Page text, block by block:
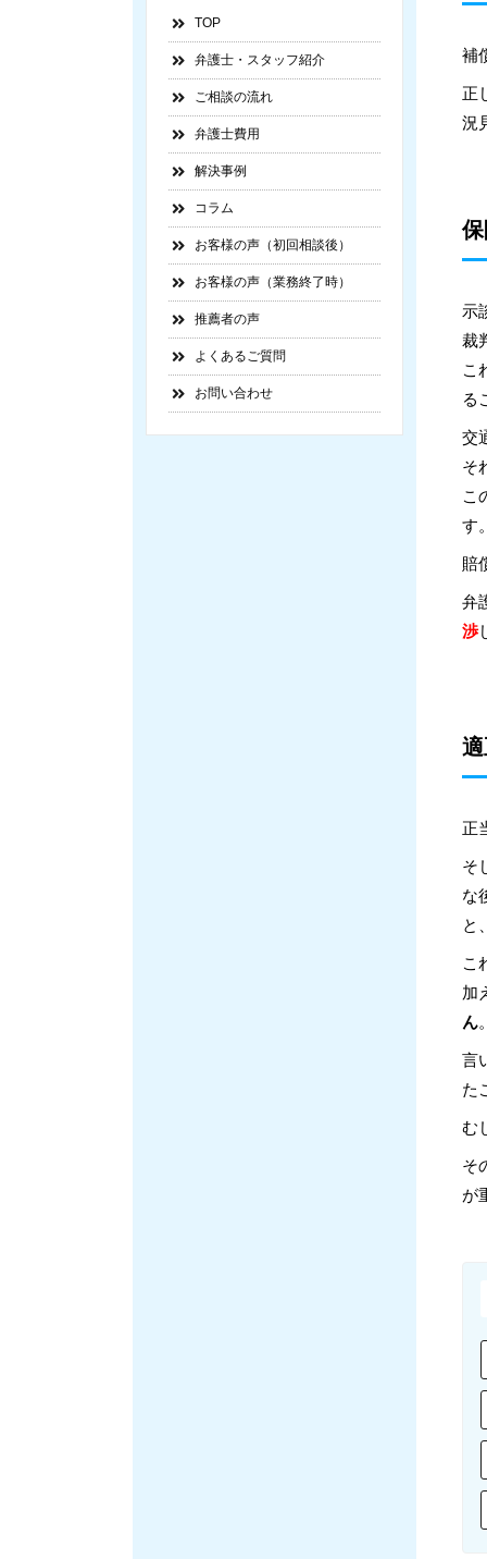
補
正
況
示
裁
こ
る
交
そ
こ
す
賠
弁
渉
正
そ
な
と
こ
加
ん
言
た
む
そ
が
TOP
弁護士・スタッフ紹介
ご相談の流れ
弁護士費用
解決事例
コラム
お客様の声（初回相談後）
お客様の声（業務終了時）
推薦者の声
よくあるご質問
お問い合わせ